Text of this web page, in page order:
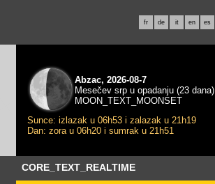
fr de it en es
Abzac, 2026-08-7
Mesečev srp u opadanju (23 dana)
MOON_TEXT_MOONSET
Sunce: izlazak u 06h53 i zalazak u 21h19
Dan: zora u 06h20 i sumrak u 21h51
CORE_TEXT_REALTIME